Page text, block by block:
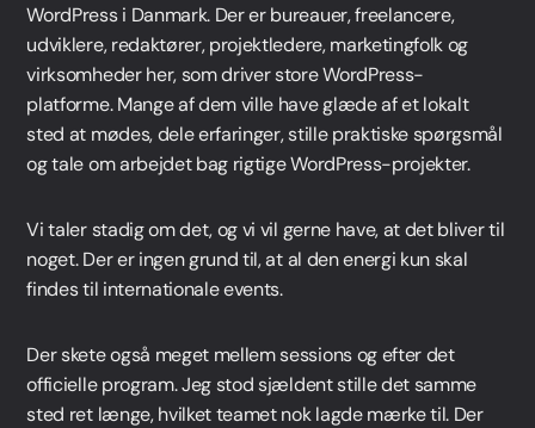
WordPress i Danmark. Der er bureauer, freelancere,
udviklere, redaktører, projektledere, marketingfolk og
virksomheder her, som driver store WordPress-
platforme. Mange af dem ville have glæde af et lokalt
sted at mødes, dele erfaringer, stille praktiske spørgsmål
og tale om arbejdet bag rigtige WordPress-projekter.
Vi taler stadig om det, og vi vil gerne have, at det bliver til
noget. Der er ingen grund til, at al den energi kun skal
findes til internationale events.
Der skete også meget mellem sessions og efter det
officielle program. Jeg stod sjældent stille det samme
sted ret længe, hvilket teamet nok lagde mærke til. Der